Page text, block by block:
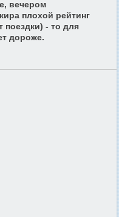
вечером
плохой рейтинг
поездки) - то для
дороже.